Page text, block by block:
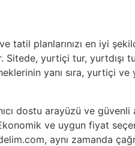
tatil planlarınızı en iyi
yurtiçi tur, yurtdışı
yanı sıra, yurtiçi ve
dostu arayüzü ve güvenli
ve uygun fiyat
aynı zamanda